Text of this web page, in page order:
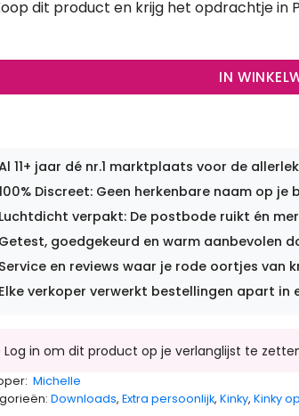
dit product en krijg het opdrachtje in
IN
11+ jaar dé nr.1 marktplaats voor de
Discreet: Geen herkenbare naam op je
Luchtdicht verpakt: De postbode ruikt én
Getest, goedgekeurd en warm aanbevolen
Service en reviews waar je rode oortjes van
Elke verkoper verwerkt bestellingen apart in
Michelle
Downloads, Extra persoonlijk, Kinky, Kinky